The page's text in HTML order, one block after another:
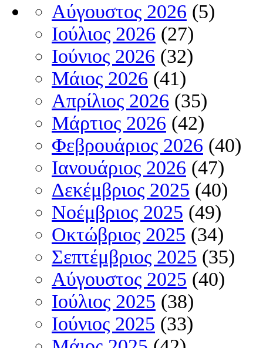
Αύγουστος 2026 (5)
Ιούλιος 2026 (27)
Ιούνιος 2026 (32)
Μάιος 2026 (41)
Απρίλιος 2026 (35)
Μάρτιος 2026 (42)
Φεβρουάριος 2026 (40)
Ιανουάριος 2026 (47)
Δεκέμβριος 2025 (40)
Νοέμβριος 2025 (49)
Οκτώβριος 2025 (34)
Σεπτέμβριος 2025 (35)
Αύγουστος 2025 (40)
Ιούλιος 2025 (38)
Ιούνιος 2025 (33)